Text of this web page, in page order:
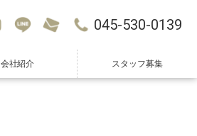
045-530-0139
会社紹介 スタッフ募集